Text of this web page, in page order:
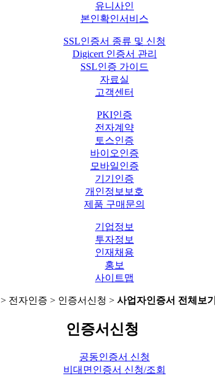
유니사인
본인확인서비스
SSL인증서 종류 및 신청
Digicert 인증서 관리
SSL인증 가이드
자료실
고객센터
PKI인증
전자계약
토스인증
바이오인증
모바일인증
기기인증
개인정보보호
제품 구매문의
기업정보
투자정보
인재채용
홍보
사이트맵
> 전자인증 > 인증서신청 > 사업자인증서 전체보기
인증서신청
공동인증서 신청
비대면인증서 신청/조회